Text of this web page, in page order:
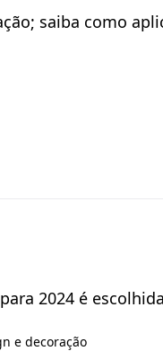
saiba como
2024 é
e decoração